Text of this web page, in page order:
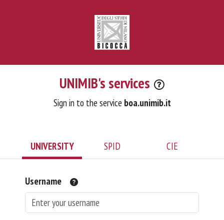
UNIMIB's services
Sign in to the service boa.unimib.it
UNIVERSITY SPID CIE
Username